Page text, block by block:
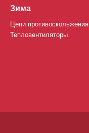
Зима
Цепи противоскольжения
Тепловентиляторы